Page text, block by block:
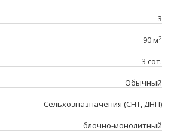
3
90 м2
3 сот.
Обычный
Сельхозназначения (СНТ, ДНП)
блочно-монолитный